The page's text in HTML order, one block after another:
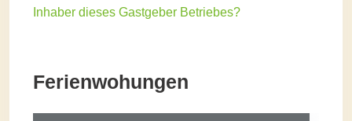
Inhaber dieses Gastgeber Betriebes?
Ferienwohungen